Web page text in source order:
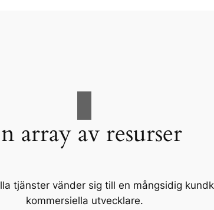
array av resurser
tjänster vänder sig till en mångsidig
kommersiella utvecklare.